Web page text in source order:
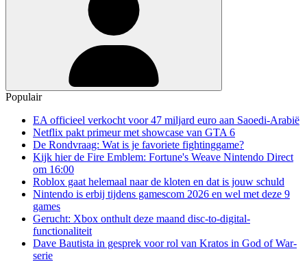
Populair
EA officieel verkocht voor 47 miljard euro aan Saoedi-Arabië
Netflix pakt primeur met showcase van GTA 6
De Rondvraag: Wat is je favoriete fightinggame?
Kijk hier de Fire Emblem: Fortune's Weave Nintendo Direct
om 16:00
Roblox gaat helemaal naar de kloten en dat is jouw schuld
Nintendo is erbij tijdens gamescom 2026 en wel met deze 9
games
Gerucht: Xbox onthult deze maand disc-to-digital-
functionaliteit
Dave Bautista in gesprek voor rol van Kratos in God of War-
serie